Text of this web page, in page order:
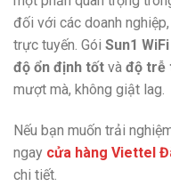
đối với các doanh
trực tuyến. Gói Sun1 WiFi
độ ổn định tốt và độ trễ
mượt mà, không giật lag.
Nếu bạn muốn trải
ngay cửa hàng Viettel
chi tiết.